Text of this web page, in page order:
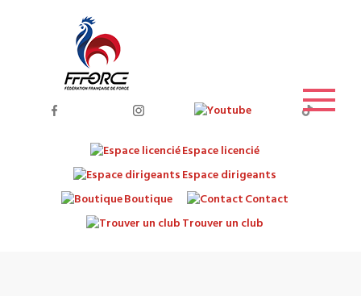
Espace licencié
Espace dirigeants
Boutique
Contact
Trouver un club